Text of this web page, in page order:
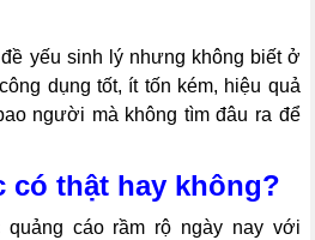
yếu sinh lý nhưng không biết ở
dụng tốt, ít tốn kém, hiệu quả
người mà không tìm đâu ra để
có thật hay không?
quảng cáo rầm rộ ngày nay với